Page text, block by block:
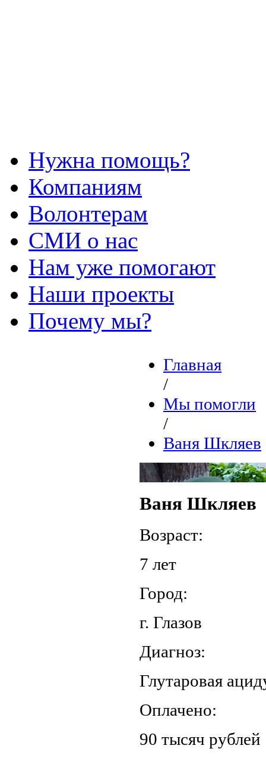
Нужна помощь?
Компаниям
Волонтерам
СМИ о нас
Нам уже помогают
Наши проекты
Почему мы?
Главная
/
Мы помогли
/
Ваня Шкляев
Ваня Шкляев
Возраст:
7 лет
Город:
г. Глазов
Диагноз:
Глутаровая
Оплачено:
90 тысяч рублей